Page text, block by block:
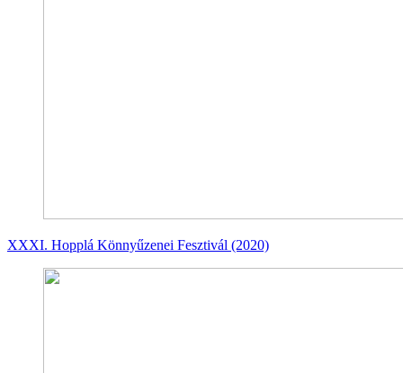
XXXI. Hopplá Könnyűzenei Fesztivál (2020)